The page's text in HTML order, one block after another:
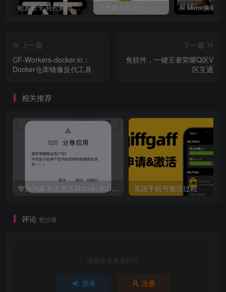
哈皮云卡-轻松购物 即买即发 泫然聚合易支付 – 行业领先的免签约支付平台
上一篇
CF-Workers-docker.io：
Docker仓库镜像反代工具
下一篇
免软件，一键王者荣耀Q区V
区互通
相关推荐
华为鸿蒙系统激活Shizuku和Dhizuku 英国手机号激活过程
评论 抢沙发
请登录后发表评论
登录 注册